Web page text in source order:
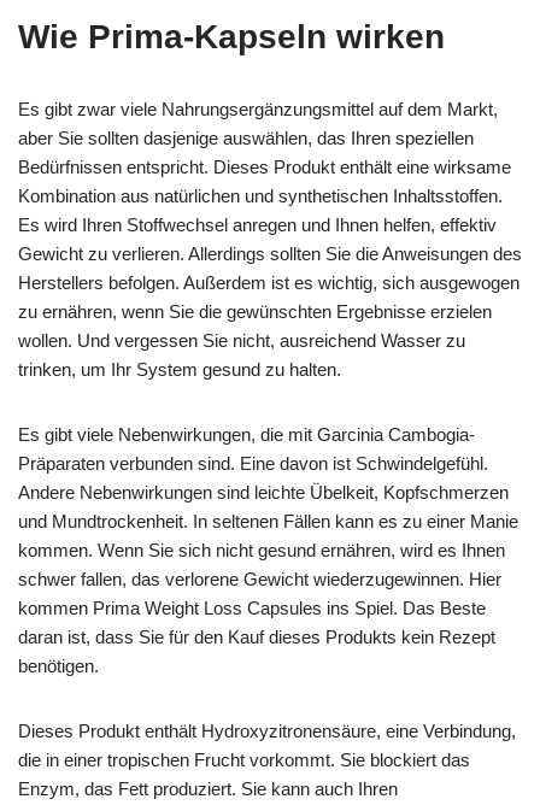
Wie Prima-Kapseln wirken
Es gibt zwar viele Nahrungsergänzungsmittel auf dem Markt,
aber Sie sollten dasjenige auswählen, das Ihren speziellen
Bedürfnissen entspricht. Dieses Produkt enthält eine wirksame
Kombination aus natürlichen und synthetischen Inhaltsstoffen.
Es wird Ihren Stoffwechsel anregen und Ihnen helfen, effektiv
Gewicht zu verlieren. Allerdings sollten Sie die Anweisungen des
Herstellers befolgen. Außerdem ist es wichtig, sich ausgewogen
zu ernähren, wenn Sie die gewünschten Ergebnisse erzielen
wollen. Und vergessen Sie nicht, ausreichend Wasser zu
trinken, um Ihr System gesund zu halten.
Es gibt viele Nebenwirkungen, die mit Garcinia Cambogia-
Präparaten verbunden sind. Eine davon ist Schwindelgefühl.
Andere Nebenwirkungen sind leichte Übelkeit, Kopfschmerzen
und Mundtrockenheit. In seltenen Fällen kann es zu einer Manie
kommen. Wenn Sie sich nicht gesund ernähren, wird es Ihnen
schwer fallen, das verlorene Gewicht wiederzugewinnen. Hier
kommen Prima Weight Loss Capsules ins Spiel. Das Beste
daran ist, dass Sie für den Kauf dieses Produkts kein Rezept
benötigen.
Dieses Produkt enthält Hydroxyzitronensäure, eine Verbindung,
die in einer tropischen Frucht vorkommt. Sie blockiert das
Enzym, das Fett produziert. Sie kann auch Ihren